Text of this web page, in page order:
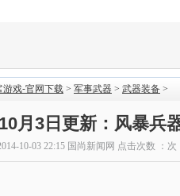
游戏-官网下载 > 军事武器 > 武器装备 >
月3日更新：风暴兵
10-03 22:15 国尚新闻网 点击次数 ： 次